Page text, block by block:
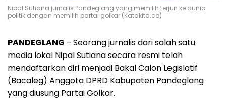
Nipal Sutiana jurnalis Pandeglang yang memilih terjun ke dunia
politik dengan memilih partai golkar (Katakita.co)
PANDEGLANG – Seorang jurnalis dari salah satu
media lokal Nipal Sutiana secara resmi telah
mendaftarkan diri menjadi Bakal Calon Legislatif
(Bacaleg) Anggota DPRD Kabupaten Pandeglang
yang diusung Partai Golkar.